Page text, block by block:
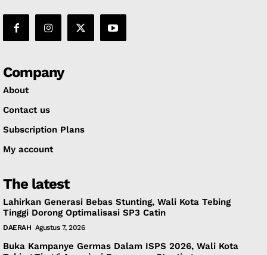
Company
About
Contact us
Subscription Plans
My account
The latest
Lahirkan Generasi Bebas Stunting, Wali Kota Tebing
Tinggi Dorong Optimalisasi SP3 Catin
DAERAH Agustus 7, 2026
Buka Kampanye Germas Dalam ISPS 2026, Wali Kota